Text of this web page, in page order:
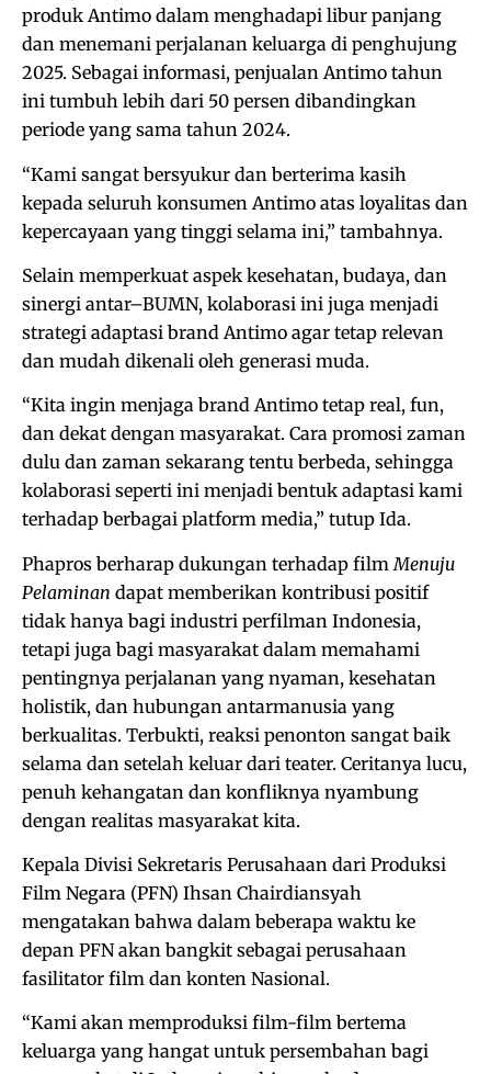
produk Antimo dalam menghadapi libur panjang
dan menemani perjalanan keluarga di penghujung
2025. Sebagai informasi, penjualan Antimo tahun
ini tumbuh lebih dari 50 persen dibandingkan
periode yang sama tahun 2024.
“Kami sangat bersyukur dan berterima kasih
kepada seluruh konsumen Antimo atas loyalitas dan
kepercayaan yang tinggi selama ini,” tambahnya.
Selain memperkuat aspek kesehatan, budaya, dan
sinergi antar–BUMN, kolaborasi ini juga menjadi
strategi adaptasi brand Antimo agar tetap relevan
dan mudah dikenali oleh generasi muda.
“Kita ingin menjaga brand Antimo tetap real, fun,
dan dekat dengan masyarakat. Cara promosi zaman
dulu dan zaman sekarang tentu berbeda, sehingga
kolaborasi seperti ini menjadi bentuk adaptasi kami
terhadap berbagai platform media,” tutup Ida.
Phapros berharap dukungan terhadap film Menuju
Pelaminan dapat memberikan kontribusi positif
tidak hanya bagi industri perfilman Indonesia,
tetapi juga bagi masyarakat dalam memahami
pentingnya perjalanan yang nyaman, kesehatan
holistik, dan hubungan antarmanusia yang
berkualitas. Terbukti, reaksi penonton sangat baik
selama dan setelah keluar dari teater. Ceritanya lucu,
penuh kehangatan dan konfliknya nyambung
dengan realitas masyarakat kita.
Kepala Divisi Sekretaris Perusahaan dari Produksi
Film Negara (PFN) Ihsan Chairdiansyah
mengatakan bahwa dalam beberapa waktu ke
depan PFN akan bangkit sebagai perusahaan
fasilitator film dan konten Nasional.
“Kami akan memproduksi film-film bertema
keluarga yang hangat untuk persembahan bagi